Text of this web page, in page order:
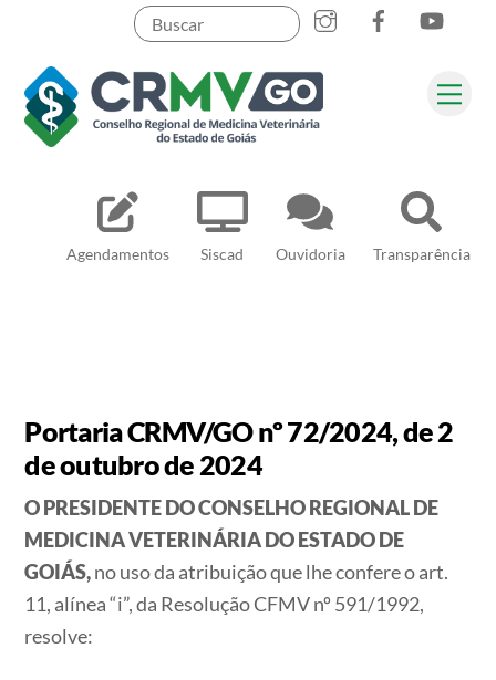
content
Agendamentos Siscad Ouvidoria Transparência
Pesquisar
Portaria CRMV/GO nº 72/2024, de 2
de outubro de 2024
O PRESIDENTE DO CONSELHO REGIONAL DE
MEDICINA VETERINÁRIA DO ESTADO DE
GOIÁS,no uso da atribuição que lhe confere o art.
11, alínea “i”, da Resolução CFMV nº 591/1992,
resolve: